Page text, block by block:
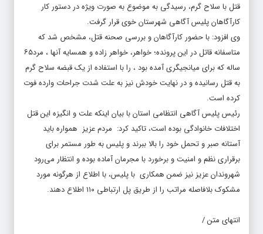
قتل با سلاح گرم، رسیدگی به موضوع به صورت ویژه در دستور کار
کارآگاهان پلیس آگاهی شهرستان خوی قرار گرفت.
وی افزود: با حضور کارآگاهان و بررسی صحنه قتل، مشخص شد که
متاسفانه قاتل در این پرونده؛ خواهر، خواهر زاده و همسایه آنها ، مرد۶۵
ساله که برای میانجیگری آمده بود ، را با استفاده از یک قبضه سلاح گرم
به قتل رسانیده و در نهایت خودش نیز به علت شدت جراحات وارده فوت
کرده است.
رئیس پلیس آگاهی انتظامی استان با بیان اینکه علت و انگیزه این قتل
اختلافات خانوادگی بوده است، تاکید کرد: مردم عزیز همواره باید
آستانه صبر و تحمل خود را بالا ببرند و پلیس به طور مستمر برای
برقراری نظم و امنیت و برخورد با مجرمان آماده بوده و انتظار می‌رود
شهروندان عزیز نیز ضمن همکاری با پلیس، با اطلاع از هرگونه مورد
مشکوک بلافاصله مراتب را از طریق پل ارتباطی ۱۱۰ اطلاع دهند.
انتهای متن /